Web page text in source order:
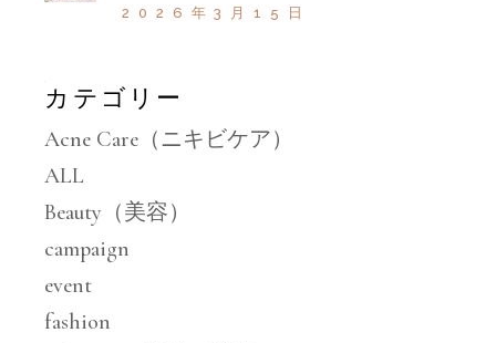
2026年3月15日
カテゴリー
Acne Care（ニキビケア）
ALL
Beauty（美容）
campaign
event
fashion